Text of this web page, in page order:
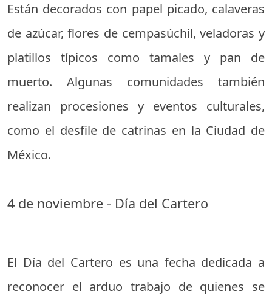
Están decorados con papel picado, calaveras
de azúcar, flores de cempasúchil, veladoras y
platillos típicos como tamales y pan de
muerto. Algunas comunidades también
realizan procesiones y eventos culturales,
como el desfile de catrinas en la Ciudad de
México.
4 de noviembre - Día del Cartero
El Día del Cartero es una fecha dedicada a
reconocer el arduo trabajo de quienes se